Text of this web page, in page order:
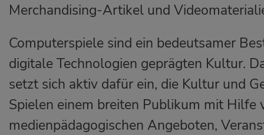
Merchandising-Artikel und
Computerspiele sind ein bedeutsamer
digitale Technologien geprägten Kultur.
setzt sich aktiv dafür ein, die Kultur und
Spielen einem breiten Publikum mit Hilfe
medienpädagogischen Angeboten,